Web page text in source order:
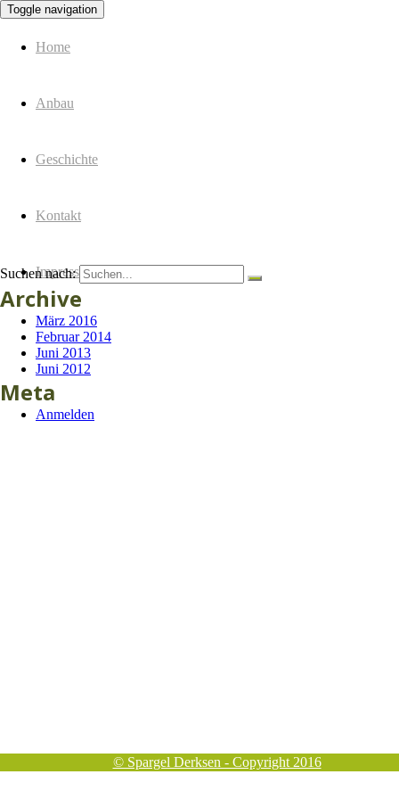
Toggle navigation
Home
Anbau
Geschichte
Kontakt
Impressum
Suchen nach:
Archive
März 2016
Februar 2014
Juni 2013
Juni 2012
Meta
Anmelden
© Spargel Derksen - Copyright 2016